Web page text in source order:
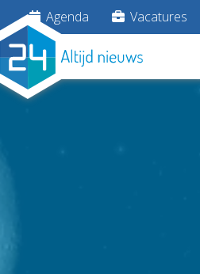
Agenda Vacatures